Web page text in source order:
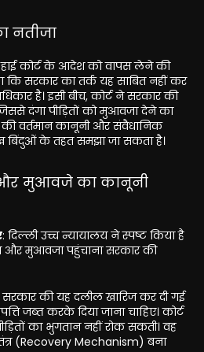
नतीजा
कोर्ट के आदेश को वापस लेने की
कि सरकार का तर्क यह साबित नहीं कर
है। इसी बीच, कोर्ट ने सरकार की
दंगा पीड़ितों को मुआवजा देने का
की वर्तमान कानूनी और संवैधानिक
बिंदुओं के तहत समझा जा सकता है।
और मुआवजे का कानूनी
: दिल्ली उच्च न्यायालय ने स्पष्ट किया है
और मुआवजा पहुंचाना सरकार की
सरकार की यह दलील खारिज कर दी गई
जब्त करके दिया जाना चाहिए। कोर्ट
का भुगतान नहीं रोक सकती। वह
(Recovery Mechanism) बना